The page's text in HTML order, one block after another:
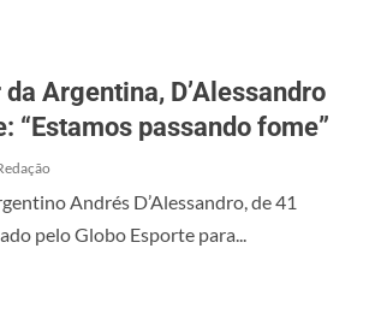
Argentina, D’Alessandro
“Estamos passando fome”
Andrés D’Alessandro, de 41
pelo Globo Esporte para...